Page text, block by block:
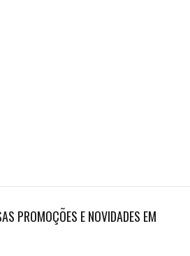
PROMOÇÕES E NOVIDADES EM